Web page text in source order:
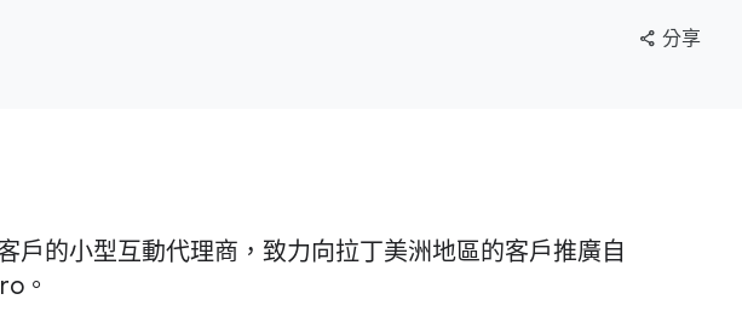
share 分享
戶的小型互動代理商，致力向拉丁美洲地區的客戶推廣自
。